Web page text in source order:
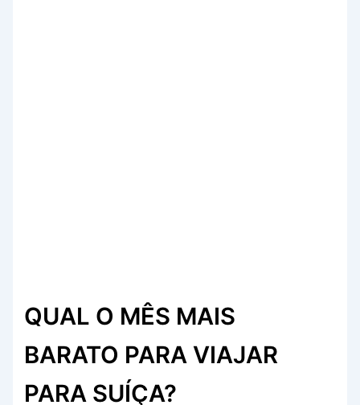
QUAL O MÊS MAIS
BARATO PARA VIAJAR
PARA SUÍÇA?